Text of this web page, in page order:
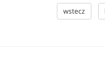
wstecz